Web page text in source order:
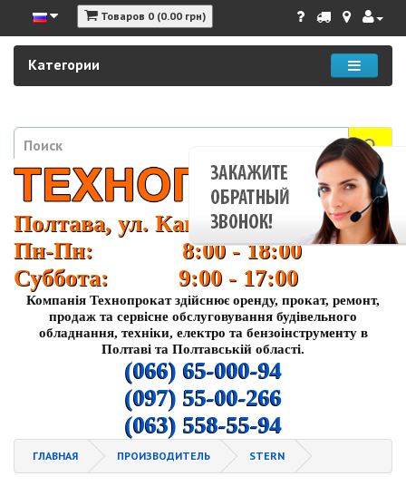
Товаров 0 (0.00 грн)
Категории
Полтава, ул. Кагамлыка 37
Пн-Пн: 8:00 - 18:00
Суббота: 9:00 - 17:00
Компанія Технопрокат здійснює оренду, прокат, ремонт,
продаж та сервісне обслуговування будівельного
обладнання, техніки, електро та бензоінструменту в
Полтаві та Полтавській області.
(066) 65-000-94
(097) 55-00-266
(063) 558-55-94
ГЛАВНАЯ ПРОИЗВОДИТЕЛЬ STERN